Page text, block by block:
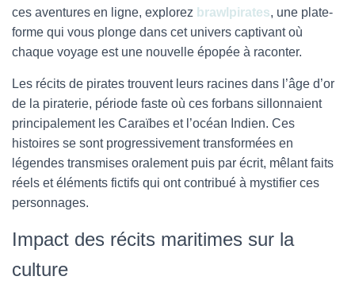
ces aventures en ligne, explorez brawlpirates, une plate-
forme qui vous plonge dans cet univers captivant où
chaque voyage est une nouvelle épopée à raconter.
Les récits de pirates trouvent leurs racines dans l’âge d’or
de la piraterie, période faste où ces forbans sillonnaient
principalement les Caraïbes et l’océan Indien. Ces
histoires se sont progressivement transformées en
légendes transmises oralement puis par écrit, mêlant faits
réels et éléments fictifs qui ont contribué à mystifier ces
personnages.
Impact des récits maritimes sur la
culture